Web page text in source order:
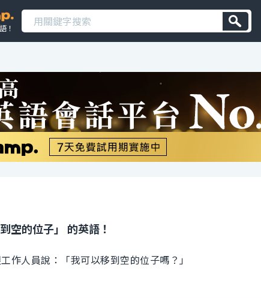
！
空的位子」 的英語！
作人員說：「我可以移到空的位子嗎？」